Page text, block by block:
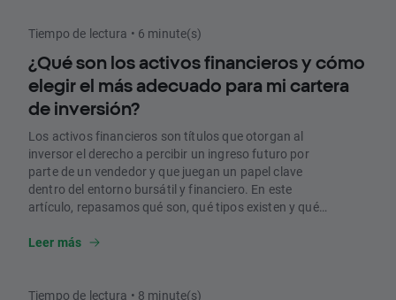
Tiempo de lectura • 6 minute(s)
¿Qué son los activos financieros y cómo
elegir el más adecuado para mi cartera
de inversión?
Los activos financieros son títulos que otorgan al
inversor el derecho a percibir un ingreso futuro por
parte de un vendedor y que juegan un papel clave
dentro del entorno bursátil y financiero. En este
artículo, repasamos qué son, qué tipos existen y qué
los activos financieros de nuestra cartera.
Leer más
Tiempo de lectura • 8 minute(s)